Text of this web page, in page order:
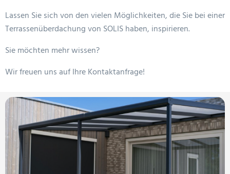
Lassen Sie sich von den vielen Möglichkeiten, die Sie bei einer
Terrassenüberdachung von SOLIS haben, inspirieren.
Sie möchten mehr wissen?
Wir freuen uns auf Ihre Kontaktanfrage!